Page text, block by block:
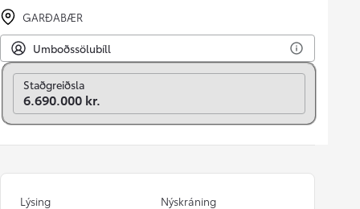
GARÐABÆR
Umboðssölubíll
Breyta í mánaðarlega
Staðgreiðsla
6.690.000 kr.
Lýsing
Nýskráning